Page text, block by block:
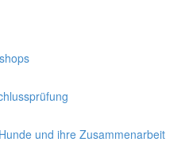
und ihre Zusammenarbeit